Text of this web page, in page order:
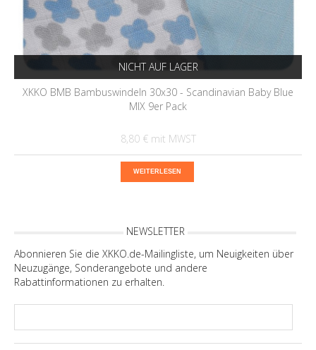
NICHT AUF LAGER
XKKO BMB Bambuswindeln 30x30 - Scandinavian Baby Blue
MIX 9er Pack
8,80 €
WEITERLESEN
NEWSLETTER
Abonnieren Sie die XKKO.de-Mailingliste, um Neuigkeiten über
Neuzugänge, Sonderangebote und andere
Rabattinformationen zu erhalten.